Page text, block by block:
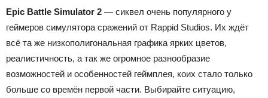
Epic Battle Simulator 2 — сиквел очень популярного у
геймеров симулятора сражений от Rappid Studios. Их ждёт
всё та же низкополигональная графика ярких цветов,
реалистичность, а так же огромное разнообразие
возможностей и особенностей геймплея, коих стало только
больше со времён первой части. Выбирайте ситуацию,